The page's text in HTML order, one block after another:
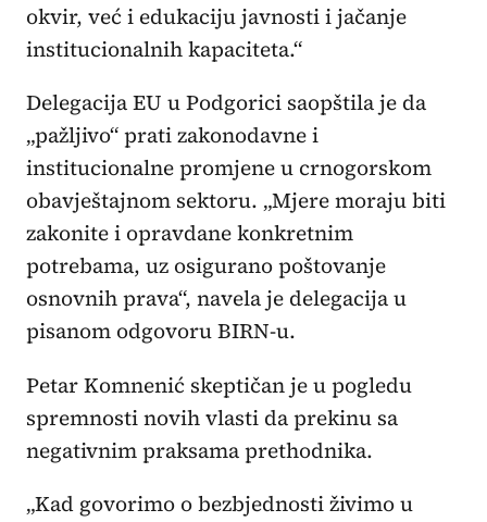
okvir, već i edukaciju javnosti i jačanje
institucionalnih kapaciteta.“
Delegacija EU u Podgorici saopštila je da
„pažljivo“ prati zakonodavne i
institucionalne promjene u crnogorskom
obavještajnom sektoru. „Mjere moraju biti
zakonite i opravdane konkretnim
potrebama, uz osigurano poštovanje
osnovnih prava“, navela je delegacija u
pisanom odgovoru BIRN-u.
Petar Komnenić skeptičan je u pogledu
spremnosti novih vlasti da prekinu sa
negativnim praksama prethodnika.
„Kad govorimo o bezbjednosti živimo u